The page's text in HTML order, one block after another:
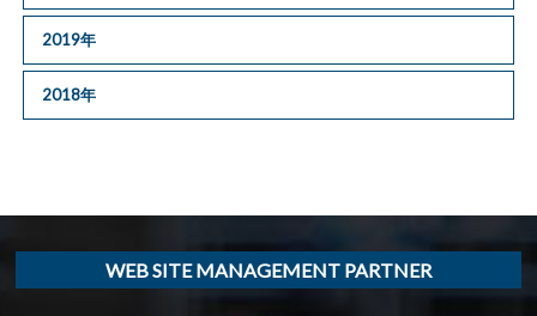
2019年
2018年
WEB SITE MANAGEMENT PARTNER